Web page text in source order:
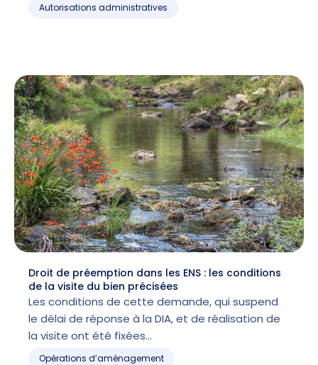
Autorisations administratives
Droit de préemption dans les ENS : les conditions
de la visite du bien précisées
Les conditions de cette demande, qui suspend
le délai de réponse à la DIA, et de réalisation de
la visite ont été fixées…
Opérations d’aménagement